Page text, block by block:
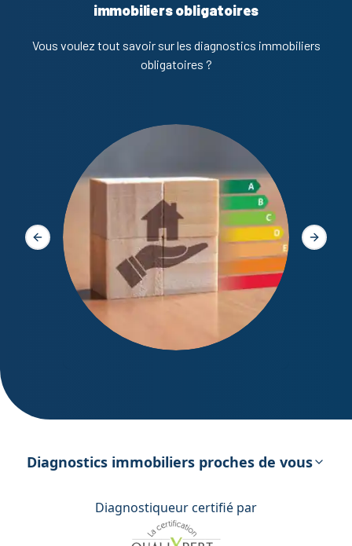
immobiliers obligatoires
Vous voulez tout savoir sur les diagnostics immobiliers
obligatoires ?
énergétique
Slide précédente Slide
Diagnostics immobiliers proches de vous
Diagnostiqueur certifié par